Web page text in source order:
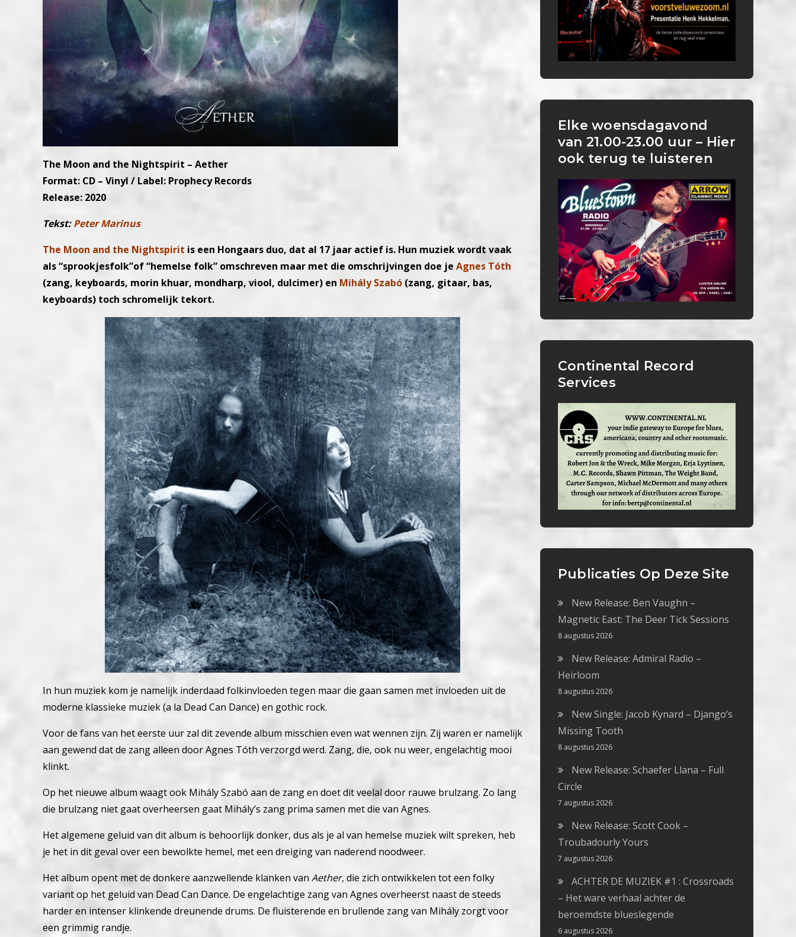
The Moon and the Nightspirit – Aether
Format: CD – Vinyl / Label: Prophecy Records
Release: 2020
Tekst:Peter Marinus
The Moon and the Nightspirit is een Hongaars duo, dat al 17 jaar actief is. Hun muziek wordt vaak
als “sprookjesfolk”of “hemelse folk” omschreven maar met die omschrijvingen doe je Agnes Tóth
(zang, keyboards, morin khuar, mondharp, viool, dulcimer) en Mihály Szabó (zang, gitaar, bas,
keyboards) toch schromelijk tekort.
In hun muziek kom je namelijk inderdaad folkinvloeden tegen maar die gaan samen met invloeden uit de
moderne klassieke muziek (a la Dead Can Dance) en gothic rock.
Voor de fans van het eerste uur zal dit zevende album misschien even wat wennen zijn. Zij waren er namelijk
aan gewend dat de zang alleen door Agnes Tóth verzorgd werd. Zang, die, ook nu weer, engelachtig mooi
klinkt.
Op het nieuwe album waagt ook Mihály Szabó aan de zang en doet dit veelal door rauwe brulzang. Zo lang
die brulzang niet gaat overheersen gaat Mihály’s zang prima samen met die van Agnes.
Het algemene geluid van dit album is behoorlijk donker, dus als je al van hemelse muziek wilt spreken, heb
je het in dit geval over een bewolkte hemel, met een dreiging van naderend noodweer.
Het album opent met de donkere aanzwellende klanken van Aether, die zich ontwikkelen tot een folky
variant op het geluid van Dead Can Dance. De engelachtige zang van Agnes overheerst naast de steeds
harder en intenser klinkende dreunende drums. De fluisterende en brullende zang van Mihály zorgt voor
een grimmig randje.
Elke woensdagavond
van 21.00-23.00 uur – Hier
ook terug te luisteren
Continental Record
Services
Publicaties Op Deze Site
New Release: Ben Vaughn –
Magnetic East: The Deer Tick Sessions
8 augustus 2026
New Release: Admiral Radio –
Heirloom
8 augustus 2026
New Single: Jacob Kynard – Django’s
Missing Tooth
8 augustus 2026
New Release: Schaefer Llana – Full
Circle
7 augustus 2026
New Release: Scott Cook –
Troubadourly Yours
7 augustus 2026
ACHTER DE MUZIEK #1 : Crossroads
– Het ware verhaal achter de
beroemdste blueslegende
6 augustus 2026